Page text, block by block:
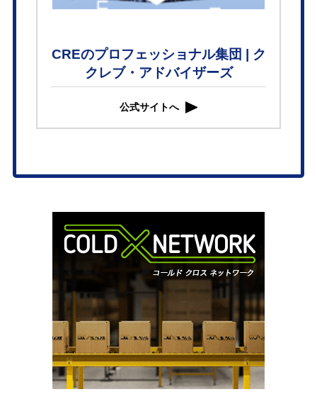
CREのプロフェッショナル集団 | ク
クレブ・アドバイザーズ
公式サイトへ